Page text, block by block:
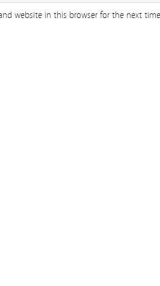
website in this browser for the next